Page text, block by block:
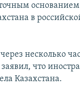
в
несколько
что
Казахстана.